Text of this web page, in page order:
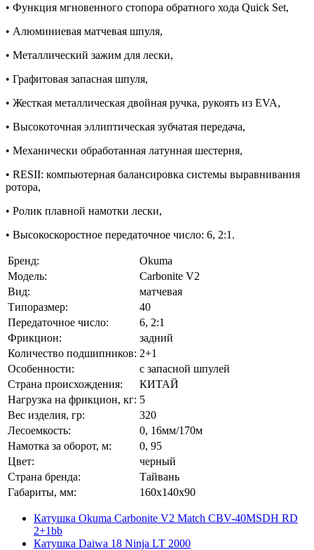
• Функция мгновенного стопора обратного хода Quick Set,
• Алюминиевая матчевая шпуля,
• Металлический зажим для лески,
• Графитовая запасная шпуля,
• Жесткая металлическая двойная ручка, рукоять из EVA,
• Высокоточная эллиптическая зубчатая передача,
• Механически обработанная латунная шестерня,
• RESII: компьютерная балансировка системы выравнивания
ротора,
• Ролик плавной намотки лески,
• Высокоскоростное передаточное число: 6, 2:1.
Бренд:
Okuma
Модель:
Carbonite V2
Вид:
матчевая
Типоразмер:
40
Передаточное число:
6, 2:1
Фрикцион:
задний
Количество подшипников: 2+1
Особенности:
с запасной шпулей
Страна происхождения:
КИТАЙ
Нагрузка на фрикцион, кг: 5
Вес изделия, гр:
320
Лесоемкость:
0, 16мм/170м
Намотка за оборот, м:
0, 95
Цвет:
черный
Страна бренда:
Тайвань
Габариты, мм:
160x140x90
Катушка Okuma Carbonite V2 Match CBV-40MSDH RD
2+1bb
Катушка Daiwa 18 Ninja LT 2000